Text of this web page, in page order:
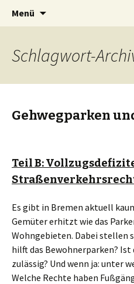
BREMENIZE
Menü
Schlagwort-
Gehwegparken
Teil B:
Es gibt in Bremen aktuell
Gemüter erhitzt wie das
Wohngebieten. Dabei stellen
hilft das Bewohnerparken? Ist
zulässig? Und wenn ja: unter
Welche Rechte haben